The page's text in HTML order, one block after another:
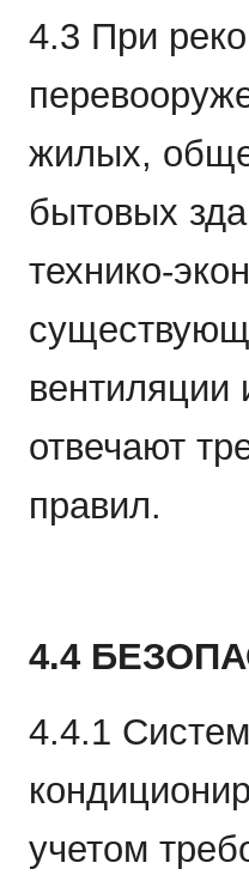
4.3 При
жилых,
бытовых
технико-
вентиляции
отвечают
правил.
4.4
4.4.1
учетом